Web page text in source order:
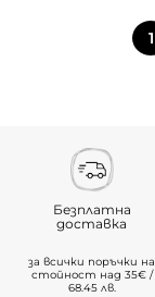
1
Безплатна
доставка
за всички поръчки на
стойност над 35€ /
68.45 лв.